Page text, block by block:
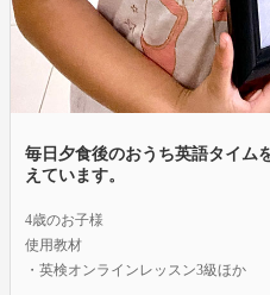
毎日夕食後のおうち英語タイム
えています。
4歳のお子様
使用教材
・英検オンラインレッスン3級ほか